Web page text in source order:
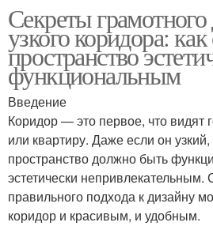
Секреты грамотного
узкого коридора: как
пространство
функциональным
Введение
Коридор — это первое, что видят
или квартиру. Даже если он узкий,
пространство должно быть
эстетически
правильного подхода к дизайну
коридор и красивым, и удобным.